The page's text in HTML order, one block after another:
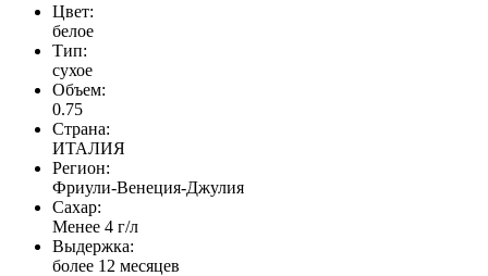
Цвет:
белое
Тип:
сухое
Объем:
0.75
Страна:
ИТАЛИЯ
Регион:
Фриули-Венеция-Джулия
Сахар:
Менее 4 г/л
Выдержка:
более 12 месяцев